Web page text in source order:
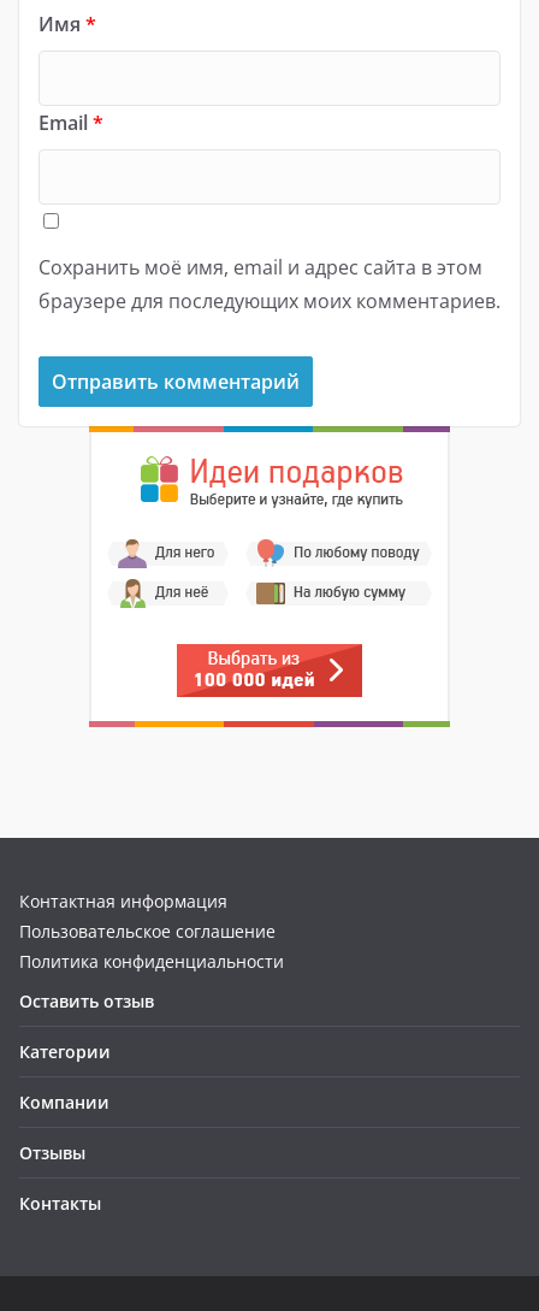
Имя *
Email*
Сохранить моё имя, email и адрес сайта в этом
браузере для последующих моих комментариев.
Контактная информация
Пользовательское соглашение
Политика конфиденциальности
Оставить отзыв
Категории
Компании
Отзывы
Контакты